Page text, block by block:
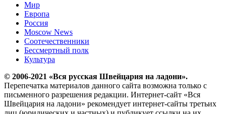
Мир
Европа
Россия
Moscow News
Соотечественники
Бессмертный полк
Культура
© 2006-2021 «Вся русская Швейцария на ладони».
Перепечатка материалов данного сайта возможна только с
письменного разрешения редакции. Интернет-сайт «Вся
Швейцария на ладони» рекомендует интернет-сайты третьих